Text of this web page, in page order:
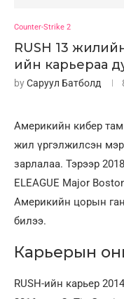
Counter-Strike 2
RUSH 13
ийн карьераа
byСаруул Батболд
Америкийн кибер
жил үргэлжилсэн
зарлалаа. Тэрээр
ELEAGUE Major
Америкийн цорын
билээ.
Карьерын
RUSH-ийн карьер